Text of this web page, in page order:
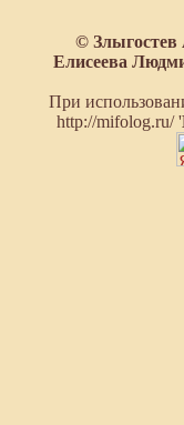
© Злыгостев
Елисеева
При
http://mifolog.ru/ '